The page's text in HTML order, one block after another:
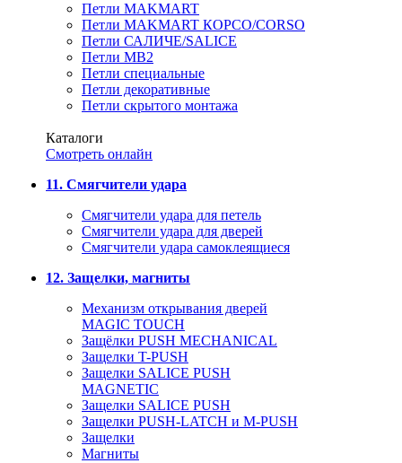
Петли MAKMART
Петли MAKMART КОРСО/CORSO
Петли САЛИЧЕ/SALICE
Петли MB2
Петли специальные
Петли декоративные
Петли скрытого монтажа
Каталоги
Смотреть онлайн
11. Смягчители удара
Смягчители удара для петель
Смягчители удара для дверей
Cмягчители удара самоклеящиеся
12. Защелки, магниты
Механизм открывания дверей
MAGIC TOUCH
Защёлки PUSH MECHANICAL
Защелки T-PUSH
Защелки SALICE PUSH
MAGNETIC
Защелки SALICE PUSH
Защелки PUSH-LATCH и M-PUSH
Защелки
Магниты